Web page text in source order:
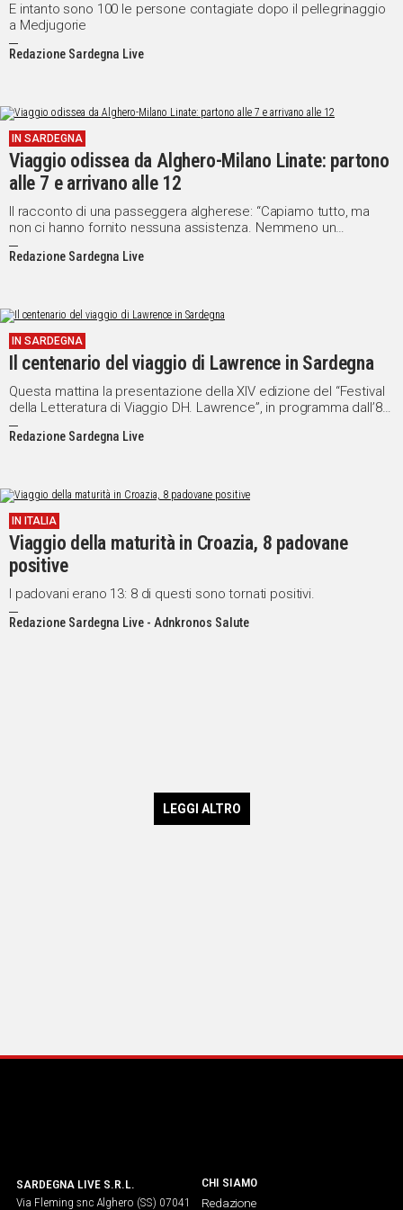
E intanto sono 100 le persone contagiate dopo il pellegrinaggio
a Medjugorie
Redazione Sardegna Live
IN SARDEGNA
Viaggio odissea da Alghero-Milano Linate: partono
alle 7 e arrivano alle 12
Il racconto di una passeggera algherese: “Capiamo tutto, ma
non ci hanno fornito nessuna assistenza. Nemmeno un
bicchiere d’acqua”
Redazione Sardegna Live
IN SARDEGNA
Il centenario del viaggio di Lawrence in Sardegna
Questa mattina la presentazione della XIV edizione del “Festival
della Letteratura di Viaggio DH. Lawrence”, in programma dall’8
luglio al 1 agosto
Redazione Sardegna Live
IN ITALIA
Viaggio della maturità in Croazia, 8 padovane
positive
I padovani erano 13: 8 di questi sono tornati positivi.
Redazione Sardegna Live - Adnkronos Salute
LEGGI ALTRO
SARDEGNA LIVE S.R.L.
Via Fleming snc Alghero (SS) 07041
CHI SIAMO
Redazione